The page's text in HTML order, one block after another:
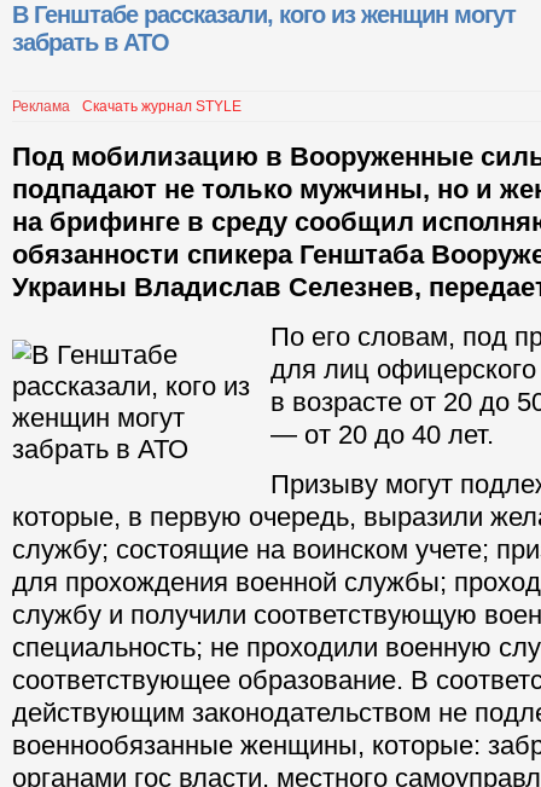
В Генштабе рассказали, кого из женщин могут
забрать в АТО
Реклама Скачать журнал STYLE
Под мобилизацию в Вооруженные
подпадают не только мужчины, но и
на брифинге в среду сообщил
обязанности спикера Генштаба
Украины Владислав Селезнев,
По его словам, под
для лиц
в возрасте от 20 до
— от 20 до 40 лет.
Призыву могут
которые, в первую очередь, выразили
службу; состоящие на воинском учете;
для прохождения военной службы;
службу и получили соответствующую
специальность; не проходили военную
соответствующее образование. В
действующим законодательством не
военнообязанные женщины, которые:
органами гос власти, местного